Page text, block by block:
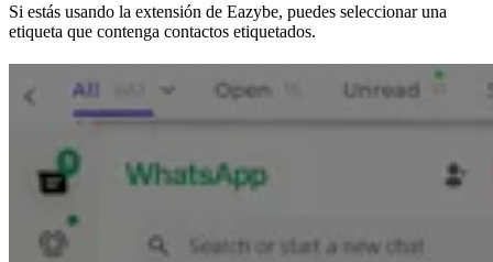
Si estás usando la extensión de Eazybe, puedes seleccionar una
etiqueta que contenga contactos etiquetados.